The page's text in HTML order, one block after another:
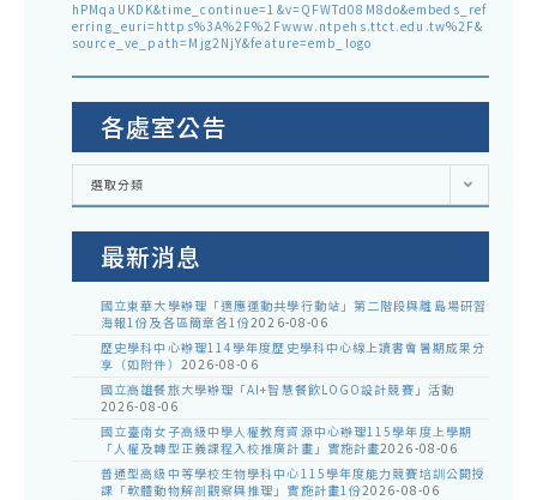
hPMqaUKDK&time_continue=1&v=QFWTd08M8do&embeds_ref
erring_euri=https%3A%2F%2Fwww.ntpehs.ttct.edu.tw%2F&
source_ve_path=Mjg2NjY&feature=emb_logo
各處室公告
各
室
告
選取分類
最新消息
國立東華大學辦理「適應運動共學行動站」第二階段與離島場研習
海報1份及各區簡章各1份2026-08-06
歷史學科中心辦理114學年度歷史學科中心線上讀書會暑期成果分
享（如附件） 2026-08-06
國立高雄餐旅大學辦理「AI+智慧餐飲LOGO設計競賽」活動
2026-08-06
國立臺南女子高級中學人權教育資源中心辦理115學年度上學期
「人權及轉型正義課程入校推廣計畫」實施計畫2026-08-06
普通型高級中等學校生物學科中心115學年度能力競賽培訓公開授
課「軟體動物解剖觀察與推理」實施計畫1份2026-08-06